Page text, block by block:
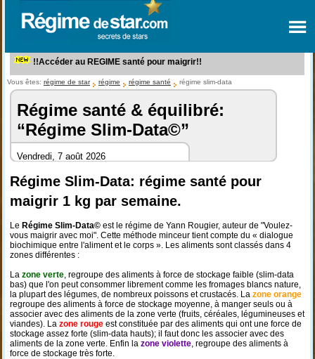
!!Accéder au REGIME santé pour maigrir!!
Vous êtes: régime de star régime régime santé régime slim-data
Régime santé & équilibré:
“Régime Slim-Data©”
Vendredi, 7 août 2026
Régime Slim-Data: régime santé pour
maigrir 1 kg par semaine.
Le Régime Slim-Data©est le régime de Yann Rougier, auteur de "Voulez-
vous maigrir avec moi". Cette méthode minceur tient compte du « dialogue
biochimique entre l'aliment et le corps ». Les aliments sont classés dans 4
zones différentes :
La zone verte, regroupe des aliments à force de stockage faible (slim-data
bas) que l'on peut consommer librement comme les fromages blancs nature,
la plupart des légumes, de nombreux poissons et crustacés. La zone orange
regroupe des aliments à force de stockage moyenne, à manger seuls ou à
associer avec des aliments de la zone verte (fruits, céréales, légumineuses et
viandes). Lazone rougeest constituée par des aliments qui ont une force de
stockage assez forte (slim-data hauts); il faut donc les associer avec des
aliments de la zone verte. Enfin la zone violette, regroupe des aliments à
force de stockage très forte.